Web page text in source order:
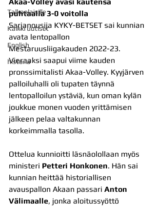
Talkoolaisille
Kaikki uutiset
English
historia
puhtaalla 3-0 voitolla
Sarjanousija KYKY-BETSET sai kunnian
avata lentopallon
Mestaruusliigakauden 2022-23.
Vieraaksi saapui viime kauden
pronssimitalisti Akaa-Volley. Kyyjärven
palloiluhalli oli tupaten täynnä
lentopalloilun ystäviä, kun oman kylän
joukkue monen vuoden yrittämisen
jälkeen pelaa valtakunnan
korkeimmalla tasolla.
Ottelua kunnioitti läsnäolollaan myös
ministeri Petteri Honkonen. Hän sai
kunnian heittää historiallisen
avauspallon Akaan passari Anton
Välimaalle, jonka aloitussyöttö